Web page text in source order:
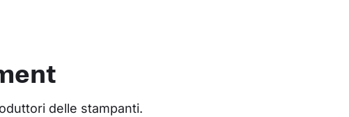
delle stampanti.